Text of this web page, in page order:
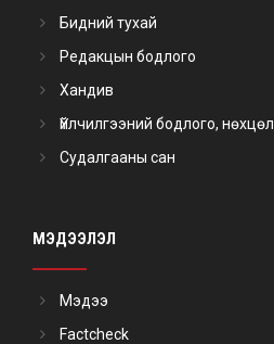
Бидний тухай
Редакцын бодлого
Хандив
Үйлчилгээний бодлого, нөхцөл
Судалгааны сан
МЭДЭЭЛЭЛ
Мэдээ
Factcheck